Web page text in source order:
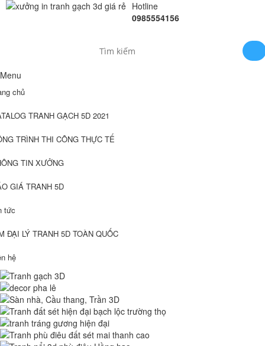
Hotline
0985554156
Menu
chủ
TRANH GẠCH 5D 2021
TRÌNH THI CÔNG THỰC TẾ
TIN XƯỞNG
GIÁ TRANH 5D
tức
ĐẠI LÝ TRANH 5D TOÀN QUỐC
hệ